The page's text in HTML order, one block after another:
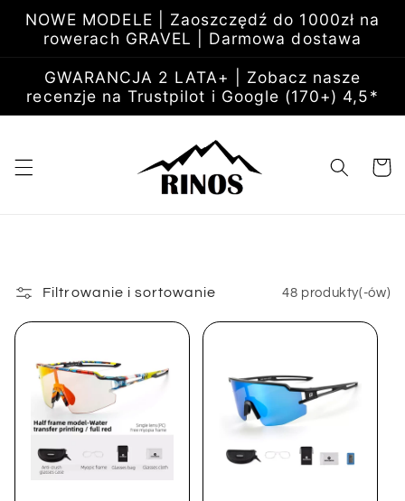
do
treści
NOWE MODELE | Zaoszczędź do 1000zł na
rowerach GRAVEL | Darmowa dostawa
GWARANCJA 2 LATA+ | Zobacz nasze
recenzje na Trustpilot i Google (170+) 4,5*
Koszyk
Filtrowanie i sortowanie 48 produkty(-ów)